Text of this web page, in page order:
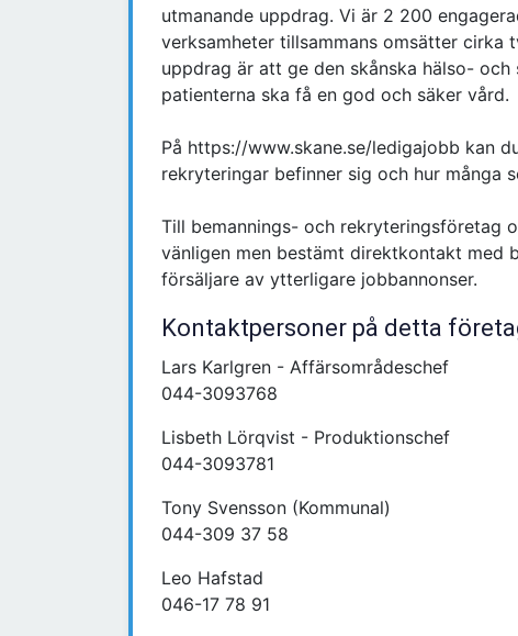
utmanande uppdrag. Vi är 2 200
verksamheter tillsammans omsätter
uppdrag är att ge den skånska hälso-
patienterna ska få en god och säker vård.
På https://www.skane.se/ledigajobb kan
rekryteringar befinner sig och hur många
Till bemannings- och rekryteringsföretag
vänligen men bestämt direktkontakt med
försäljare av ytterligare jobbannonser.
Kontaktpersoner på detta
Lars Karlgren - Affärsområdeschef
044-3093768
Lisbeth Lörqvist - Produktionschef
044-3093781
Tony Svensson (Kommunal)
044-309 37 58
Leo Hafstad
046-17 78 91